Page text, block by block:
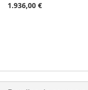
1.936,00 €